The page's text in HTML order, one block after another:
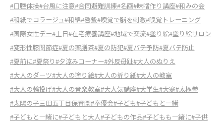
#口腔体操#台風に注意#合同避難訓練#名画#味噌作り講座#和みの会
#和紙でコラージュ#和綿#啓蟄#嗅覚で脳を刺激#嗅覚トレーニング
#国際女性デー#土日#在宅療養講座#地域で交流#塗り絵#塗り絵サロン
#変形性膝関節症#夏の薬膳茶#夏の防犯#夏バテ予防#夏バテ防止
#夏前に#夏祭り#夕涼みコーナー#外反母趾#大人のぬりえ
#大人のダーツ#大人の塗り絵#大人の折り紙#大人の教室
#大人の輪投げ#大人の音楽教室#大人気講座#大学生#大寒#太極拳
#太陽の子三田五丁目保育園#奉優会#子ども#子どもと一緒
#子どもと一緒に#子どもと大人#子どもの作品#子どもも一緒に#子供